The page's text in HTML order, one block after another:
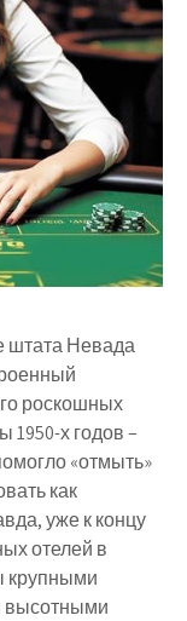
штата Невада
роскошных
1950-х годов –
«отмыть»
как
уже к концу
отелей в
крупными
высотными